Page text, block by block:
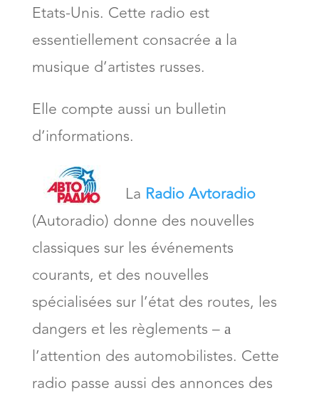
Etats-Unis. Cette radio est
essentiellement consacrée а la
musique d’artistes russes.
Elle compte aussi un bulletin
d’informations.
La Radio Avtoradio
(Autoradio) donne des nouvelles
classiques sur les événements
courants, et des nouvelles
spécialisées sur l’état des routes, les
dangers et les règlements – а
l’attention des automobilistes. Cette
radio passe aussi des annonces des